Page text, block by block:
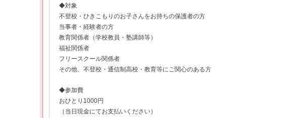
◆対象
不登校・ひきこもりのお子さんをお持ちの保護者の方
当事者・経験者の方
教育関係者（学校教員・塾講師等）
福祉関係者
フリースクール関係者
その他、不登校・通信制高校・教育等にご関心のある方
◆参加費
おひとり1000円
（当日現金にてお支払いください）